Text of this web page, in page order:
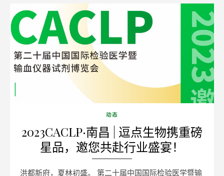
动态
2023CACLP·南昌 | 逗点生物携重磅
星品，邀您共赴行业盛宴！
洪都新府，夏林初盛。 第二十届中国国际检验医学暨输